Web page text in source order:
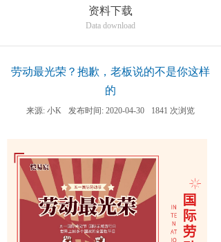
资料下载
Data download
劳动最光荣？抱歉，老板说的不是你这样
的
来源: 小K 发布时间: 2020-04-30 1841 次浏览